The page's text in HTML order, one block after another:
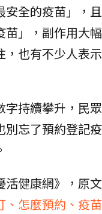
安全的疫苗」，
苗」，副作用大
，也有不少人表
字持續攀升，民
別忘了預約登記
健康網》，原文
、怎麼預約、疫